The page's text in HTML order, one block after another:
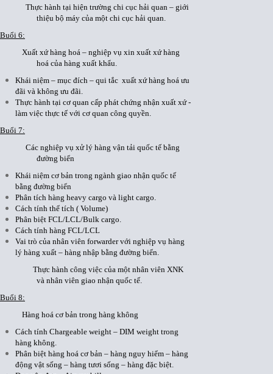
Thực hành tại hiện trường chi cục hải quan – giới
thiệu bộ máy của một chi cục hải quan.
Buổi 6:
Xuất xứ hàng hoá – nghiệp vụ xin xuất xứ hàng
hoá của hàng xuất khẩu.
Khái niệm – mục đích – qui tắc xuất xứ hàng hoá ưu
đãi và không ưu đãi.
Thực hành tại cơ quan cấp phát chứng nhận xuất xứ -
làm việc thực tế với cơ quan công quyền.
Buổi 7:
Các nghiệp vụ xử lý hàng vận tải quốc tế bằng
đường biển
Khái niệm cơ bản trong ngành giao nhận quốc tế
bằng đường biển
Phân tích hàng heavy cargo và light cargo.
Cách tính thể tích ( Volume)
Phân biệt FCL/LCL/Bulk cargo.
Cách tính hàng FCL/LCL
Vai trò của nhân viên forwarder với nghiệp vụ hàng
lý hàng xuất – hàng nhập bằng đường biển.
Thực hành công việc của một nhân viên XNK
và nhân viên giao nhận quốc tế.
Buổi 8:
Hàng hoá cơ bản trong hàng không
Cách tính Chargeable weight – DIM weight trong
hàng không.
Phân biệt hàng hoá cơ bản – hàng nguy hiểm – hàng
động vật sống – hàng tươi sống – hàng đặc biệt.